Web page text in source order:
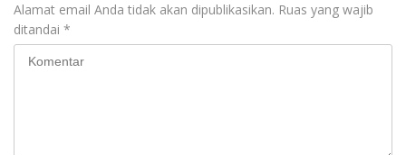
Alamat email Anda tidak akan dipublikasikan. Ruas yang wajib
ditandai *